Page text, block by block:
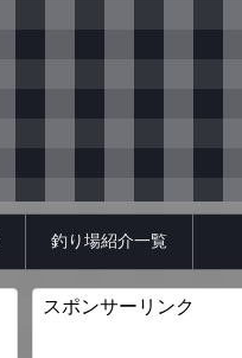
釣り場紹介一覧
スポンサーリンク